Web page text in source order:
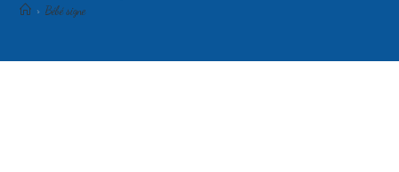
> Bébé signe